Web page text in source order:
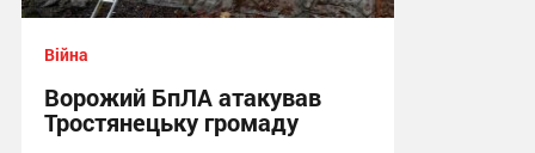
Війна
Ворожий БпЛА атакував
Тростянецьку громаду